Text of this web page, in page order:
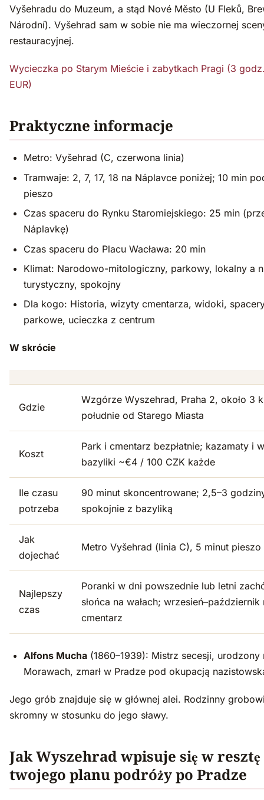
Vyšehradu do Muzeum, a stąd Nové Město (U Fleků,
Národní). Vyšehrad sam w sobie nie ma wieczornej
restauracyjnej.
Wycieczka po Starym Mieście i zabytkach Pragi (3
EUR)
Praktyczne informacje
Metro: Vyšehrad (C, czerwona linia)
Tramwaje: 2, 7, 17, 18 na Náplavce poniżej; 10 min
pieszo
Czas spaceru do Rynku Staromiejskiego: 25 min
Náplavkę)
Czas spaceru do Placu Wacława: 20 min
Klimat: Narodowo-mitologiczny, parkowy, lokalny a
turystyczny, spokojny
Dla kogo: Historia, wizyty cmentarza, widoki,
parkowe, ucieczka z centrum
W skrócie
Gdzie
Wzgórze Wyszehrad, Praha 2, około 3
południe od Starego Miasta
Koszt
Park i cmentarz bezpłatnie; kazamaty i
bazyliki ~€4 / 100 CZK każde
Ile czasu
potrzeba
90 minut skoncentrowane; 2,5–3
spokojnie z bazyliką
Jak
dojechać
Metro Vyšehrad (linia C), 5 minut pieszo
Najlepszy
czas
Poranki w dni powszednie lub letni
słońca na wałach; wrzesień–październik
cmentarz
Alfons Mucha (1860–1939): Mistrz secesji, urodzony
Morawach, zmarł w Pradze pod okupacją
Jego grób znajduje się w głównej alei. Rodzinny
skromny w stosunku do jego sławy.
Jak Wyszehrad wpisuje się w resztę
twojego planu podróży po Pradze